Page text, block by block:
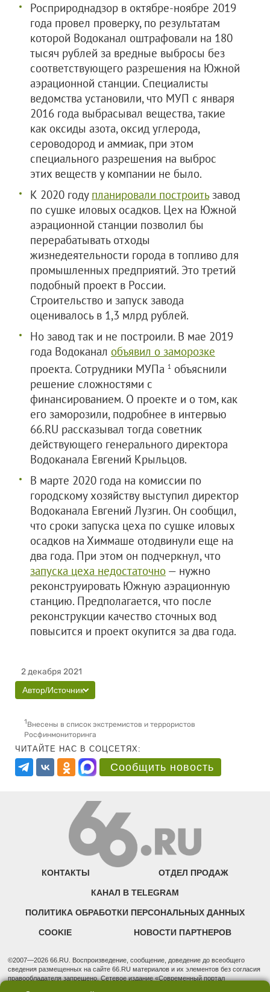
Росприроднадзор в октябре-ноябре 2019
года провел проверку, по результатам
которой Водоканал оштрафовали на 180
тысяч рублей за вредные выбросы без
соответствующего разрешения на Южной
аэрационной станции. Специалисты
ведомства установили, что МУП с января
2016 года выбрасывал вещества, такие
как оксиды азота, оксид углерода,
сероводород и аммиак, при этом
специального разрешения на выброс
этих веществ у компании не было.
К 2020 году планировали построитьзавод
по сушке иловых осадков. Цех на Южной
аэрационной станции позволил бы
перерабатывать отходы
жизнедеятельности города в топливо для
промышленных предприятий. Это третий
подобный проект в России.
Строительство и запуск завода
оценивалось в 1,3 млрд рублей.
Но завод так и не построили. В мае 2019
года Водоканал объявил о заморозке
проекта. Сотрудники МУПа 1 объяснили
решение сложностями с
финансированием. О проекте и о том, как
его заморозили, подробнее в интервью
66.RU рассказывал тогда советник
действующего генерального директора
Водоканала Евгений Крыльцов.
В марте 2020 года на комиссии по
городскому хозяйству выступил директор
Водоканала Евгений Лузгин. Он сообщил,
что сроки запуска цеха по сушке иловых
осадков на Химмаше отодвинули еще на
два года. При этом он подчеркнул, что
запуска цеха недостаточно — нужно
реконструировать Южную аэрационную
станцию. Предполагается, что после
реконструкции качество сточных вод
повысится и проект окупится за два года.
2 декабря 2021
Автор/Источник
1Внесены в список экстремистов и террористов
Росфинмониторинга
ЧИТАЙТЕ НАС В СОЦСЕТЯХ:
Сообщить новость
КОНТАКТЫ ОТДЕЛ ПРОДАЖ
КАНАЛ В TELEGRAM
ПОЛИТИКА ОБРАБОТКИ ПЕРСОНАЛЬНЫХ ДАННЫХ
COOKIE НОВОСТИ ПАРТНЕРОВ
©2007—2026 66.RU. Воспроизведение, сообщение, доведение до всеобщего
сведения размещенных на сайте 66.RU материалов и их элементов без согласия
правообладателя запрещено. Сетевое издание «Современный портал